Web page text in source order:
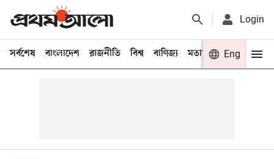
Login
সর্বশেষ বাংলাদেশ রাজনীতি বিশ্ব বাণিজ্য মতামত খেলা
Eng